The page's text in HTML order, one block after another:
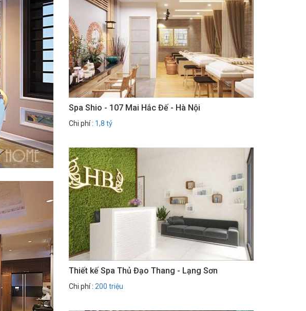
Spa Shio - 107 Mai Hắc Đế - Hà Nội
Chi phí : 1,8 tỷ
Thiết kế Spa Thủ Đạo Thang - Lạng Sơn
Chi phí : 200 triệu